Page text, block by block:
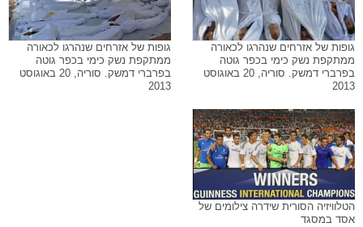
גופות של אזרחים שנהרגו לכאורה
ממתקפת נשק כימי בכפר גוטה
בפרברי דמשק. סוריה, 20 באוגוסט
2013
גופות של אזרחים שנהרגו לכאורה
ממתקפת נשק כימי בכפר גוטה
בפרברי דמשק. סוריה, 20 באוגוסט
2013
הטלוויזיה הסורית שידרה צילומים של
אסד במסגד